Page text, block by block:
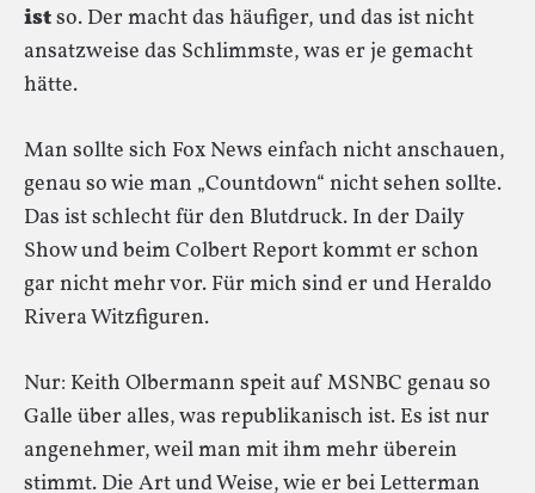
istso. Der macht das häufiger, und das ist nicht
ansatzweise das Schlimmste, was er je gemacht
hätte.
Man sollte sich Fox News einfach nicht anschauen,
genau so wie man „Countdown“ nicht sehen sollte.
Das ist schlecht für den Blutdruck. In der Daily
Show und beim Colbert Report kommt er schon
gar nicht mehr vor. Für mich sind er und Heraldo
Rivera Witzfiguren.
Nur: Keith Olbermann speit auf MSNBC genau so
Galle über alles, was republikanisch ist. Es ist nur
angenehmer, weil man mit ihm mehr überein
stimmt. Die Art und Weise, wie er bei Letterman